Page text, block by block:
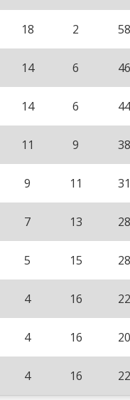
18 2 58
14 6 46
14 6 44
11 9 38
9 11 31
7 13 28
5 15 28
4 16 22
4 16 20
4 16 22